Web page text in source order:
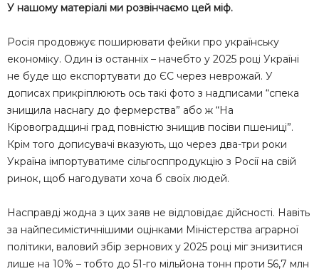
У нашому матеріалі ми розвінчаємо цей міф.
Росія продовжує поширювати фейки про українську
економіку. Один із останніх – начебто у 2025 році Україні
не буде що експортувати до ЄС через неврожай. У
дописах прикріплюють ось такі фото з надписами “спека
знищила наснагу до фермерства” або ж “На
Кіровоградщині град повністю знищив посіви пшениці”.
Крім того дописувачі вказують, що через два-три роки
Україна імпортуватиме сільгосппродукцію з Росії на свій
ринок, щоб нагодувати хоча б своїх людей.
Насправді жодна з цих заяв не відповідає дійсності. Навіть
за найпесимістичнішими оцінками Міністерства аграрної
політики, валовий збір зернових у 2025 році міг знизитися
лише на 10% – тобто до 51-го мільйона тонн проти 56,7 млн